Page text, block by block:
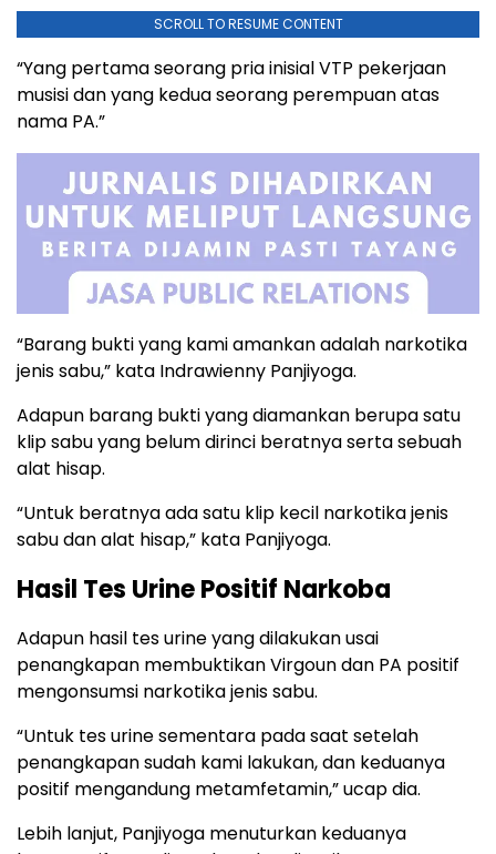
SCROLL TO RESUME CONTENT
“Yang pertama seorang pria inisial VTP pekerjaan
musisi dan yang kedua seorang perempuan atas
nama PA.”
“Barang bukti yang kami amankan adalah narkotika
jenis sabu,” kata Indrawienny Panjiyoga.
Adapun barang bukti yang diamankan berupa satu
klip sabu yang belum dirinci beratnya serta sebuah
alat hisap.
“Untuk beratnya ada satu klip kecil narkotika jenis
sabu dan alat hisap,” kata Panjiyoga.
Hasil Tes Urine Positif Narkoba
Adapun hasil tes urine yang dilakukan usai
penangkapan membuktikan Virgoun dan PA positif
mengonsumsi narkotika jenis sabu.
“Untuk tes urine sementara pada saat setelah
penangkapan sudah kami lakukan, dan keduanya
positif mengandung metamfetamin,” ucap dia.
Lebih lanjut, Panjiyoga menuturkan keduanya